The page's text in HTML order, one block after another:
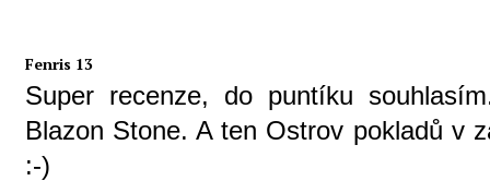
Fenris 13
Super recenze, do puntíku
Blazon Stone. A ten Ostrov pokladů v
:-)